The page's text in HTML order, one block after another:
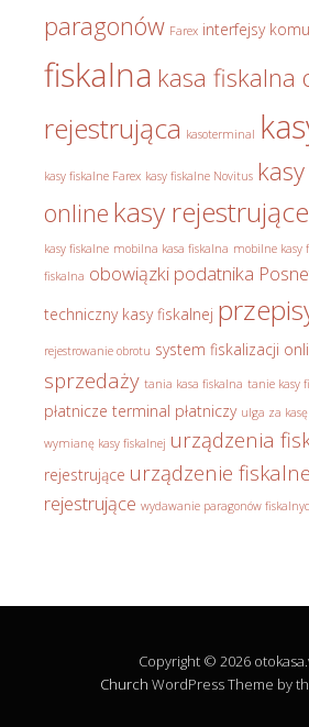
paragonów Farex interfejsy
fiskalna kasa fiskalna
rejestrująca kasoterminal
kasy fiskalne Farex kasy fiskalne Novitus
online kasy rejestrujące
kasy fiskalne mobilna kasa fiskalna mobilne kasy
fiskalna obowiązki podatnika
techniczny kasy fiskalnej
rejestrowanie obrotu system fiskalizacji
sprzedaży tania kasa fiskalna tanie kasy
płatnicze terminal płatniczy ulga za
wymianę kasy fiskalnej urządzenia
rejestrujące urządzenie fiskalne
rejestrujące wydawanie paragonów
Copyright © 2026
Church WordPress Theme by